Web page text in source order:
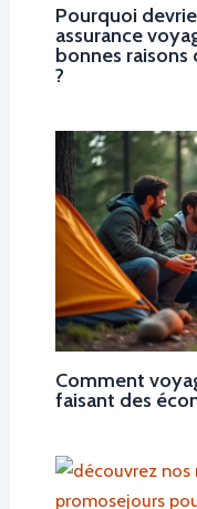
Pourquoi
assurance
bonnes raisons
?
Comment
faisant des